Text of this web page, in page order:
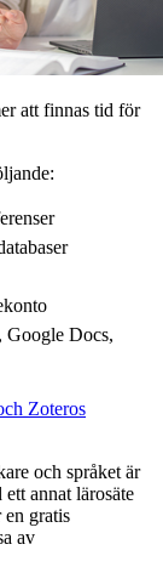
att finnas tid för
Google Docs,
Zoteros
och språket är
annat lärosäte
gratis
av